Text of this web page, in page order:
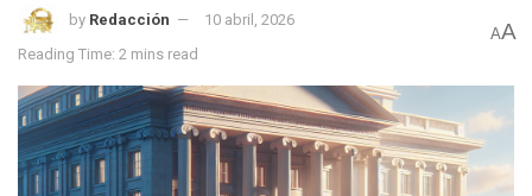
by Redacción
10 abril, 2026
Reading Time: 2 mins read
AA